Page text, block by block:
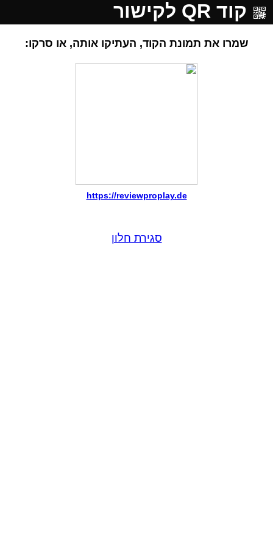
קוד QR לקישור
שמרו את תמונת הקוד, העתיקו אותה, או סרקו:
https://reviewproplay.de
סגירת חלון